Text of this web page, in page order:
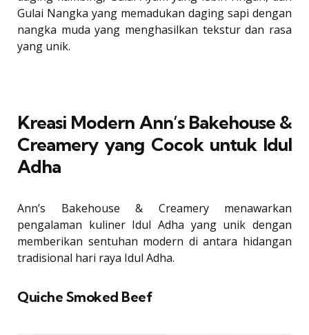
Gulai Nangka yang memadukan daging sapi dengan
nangka muda yang menghasilkan tekstur dan rasa
yang unik.
Kreasi Modern Ann’s Bakehouse &
Creamery yang Cocok untuk Idul
Adha
Ann’s Bakehouse & Creamery menawarkan
pengalaman kuliner Idul Adha yang unik dengan
memberikan sentuhan modern di antara hidangan
tradisional hari raya Idul Adha.
Quiche Smoked Beef